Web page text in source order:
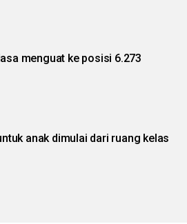
menguat ke posisi 6.273
anak dimulai dari ruang kelas